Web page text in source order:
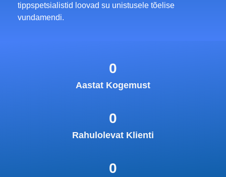
tippspetsialistid loovad su unistusele tõelise
vundamendi.
0
Aastat Kogemust
0
Rahulolevat Klienti​
0